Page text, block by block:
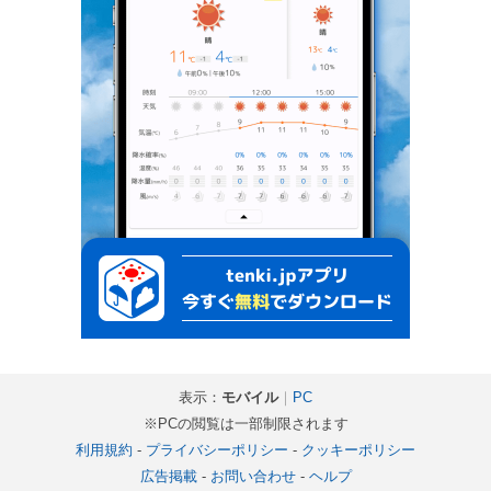
表示： モバイル｜ PC
※PCの閲覧は一部制限されます
利用規約 - プライバシーポリシー - クッキーポリシー
広告掲載- お問い合わせ- ヘルプ